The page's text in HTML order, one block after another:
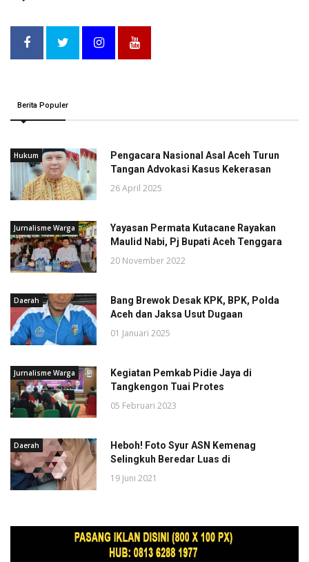
Berita Populer
Hukum
Pengacara Nasional Asal Aceh Turun
Tangan Advokasi Kasus Kekerasan
26 April 2025
Jurnalisme Warga
Yayasan Permata Kutacane Rayakan
Maulid Nabi, Pj Bupati Aceh Tenggara
20 November 2022
Daerah
Bang Brewok Desak KPK, BPK, Polda
Aceh dan Jaksa Usut Dugaan
01 Januari 2025
Jurnalisme Warga
Kegiatan Pemkab Pidie Jaya di
Tangkengon Tuai Protes
05 Februari 2023
Daerah
Heboh! Foto Syur ASN Kemenag
Selingkuh Beredar Luas di
19 Juni 2021